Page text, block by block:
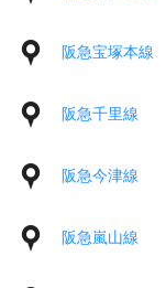
阪急宝塚本線
阪急千里線
阪急今津線
阪急嵐山線